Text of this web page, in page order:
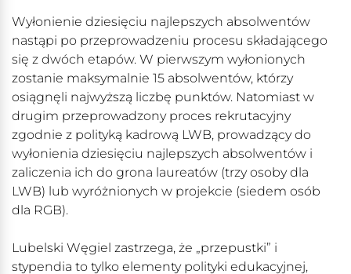
Wyłonienie dziesięciu najlepszych absolwentów
nastąpi po przeprowadzeniu procesu składającego
się z dwóch etapów. W pierwszym wyłonionych
zostanie maksymalnie 15 absolwentów, którzy
osiągnęli najwyższą liczbę punktów. Natomiast w
drugim przeprowadzony proces rekrutacyjny
zgodnie z polityką kadrową LWB, prowadzący do
wyłonienia dziesięciu najlepszych absolwentów i
zaliczenia ich do grona laureatów (trzy osoby dla
LWB) lub wyróżnionych w projekcie (siedem osób
dla RGB).
Lubelski Węgiel zastrzega, że „przepustki” i
stypendia to tylko elementy polityki edukacyjnej,